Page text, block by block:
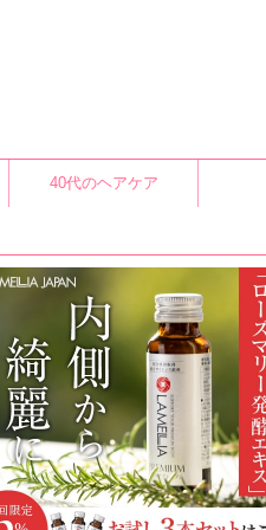
40代のヘアケア